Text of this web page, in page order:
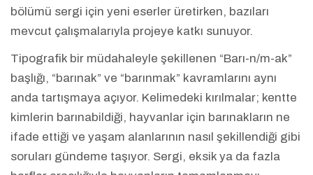
bölümü sergi için yeni eserler üretirken, bazıları
mevcut çalışmalarıyla projeye katkı sunuyor.
Tipografik bir müdahaleyle şekillenen “Barı-n/m-ak”
başlığı, “barınak” ve “barınmak” kavramlarını aynı
anda tartışmaya açıyor. Kelimedeki kırılmalar; kentte
kimlerin barınabildiği, hayvanlar için barınakların ne
ifade ettiği ve yaşam alanlarının nasıl şekillendiği gibi
soruları gündeme taşıyor. Sergi, eksik ya da fazla